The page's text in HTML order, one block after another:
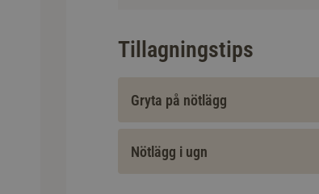
Tillagningstips
Gryta på nötlägg
Nötlägg i ugn